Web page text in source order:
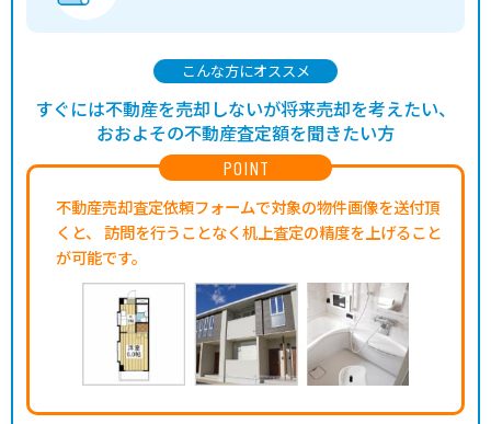
POINT
不動産売却査定依頼フォームで対象の物件画像を送付頂
くと、
訪問を行うことなく机上査定の精度を上げること
が可能です。
こんな方にオススメ
すぐには不動産を売却しないが将来売却を考えたい、
おおよその不動産査定額を聞きたい方